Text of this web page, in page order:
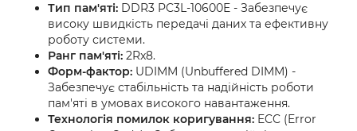
Тип пам'яті: DDR3 PC3L-10600E - Забезпечує
високу швидкість передачі даних та ефективну
роботу системи.
Ранг пам'яті: 2Rx8.
Форм-фактор: UDIMM (Unbuffered DIMM) -
Забезпечує стабільність та надійність роботи
пам'яті в умовах високого навантаження.
Технологія помилок коригування: ECC (Error